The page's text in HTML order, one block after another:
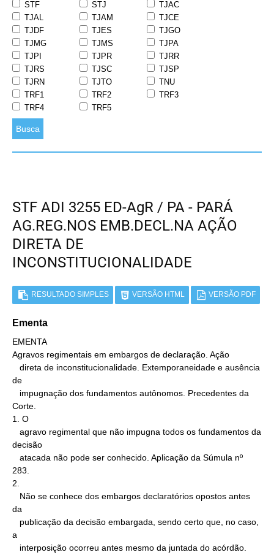
STF STJ
TJAC
TJAL
TJAM
TJCE
TJDF
TJES
TJGO
TJMG
TJMS
TJPA
TJPI
TJPR
TJRR
TJRS
TJSC
TJSP
TJRN
TJTO
TNU
TRF1
TRF2
TRF3
TRF4
TRF5
Busca
STF ADI 3255 ED-AgR / PA - PARÁ
AG.REG.NOS EMB.DECL.NA AÇÃO
DIRETA DE
INCONSTITUCIONALIDADE
RESULTADO SIMPLES VERSÃO HTML VERSÃO PDF
Ementa
EMENTA
Agravos regimentais em embargos de declaração. Ação
de
Corte.
1. O
decisão
283.
2.
da
a